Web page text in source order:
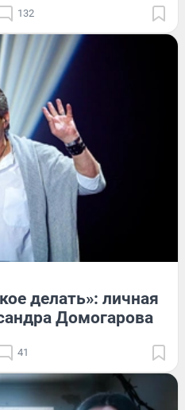
132
делать»: личная
Домогарова
41